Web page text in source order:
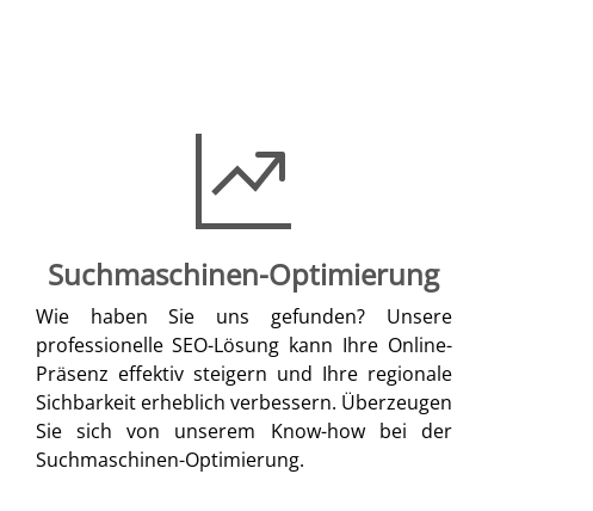
Suchmaschinen-Optimierung
Wie haben Sie uns gefunden? Unsere
professionelle SEO-Lösung kann Ihre Online-
Präsenz effektiv steigern und Ihre regionale
Sichbarkeit erheblich verbessern. Überzeugen
Sie sich von unserem Know-how bei der
Suchmaschinen-Optimierung.